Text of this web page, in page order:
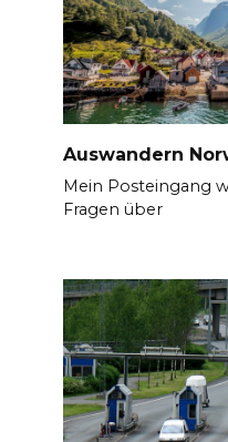
Auswandern
Mein Posteingang
Fragen über